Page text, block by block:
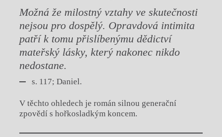
Možná že milostný vztahy ve skutečnosti
nejsou pro dospělý. Opravdová intimita
patří k tomu přislíbenýmu dědictví
mateřský lásky, který nakonec nikdo
nedostane.
s. 117; Daniel.
V těchto ohledech je román silnou generační
zpovědí s hořkosladkým koncem.
Chviličku.